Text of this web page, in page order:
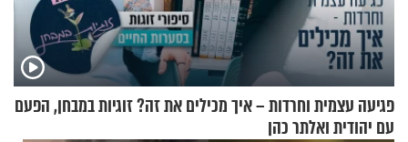
פגיעה עצמית וחרדות – איך מכילים את זה? זוגיות במבחן, הפעם
עם יהודית ואלתר כהן